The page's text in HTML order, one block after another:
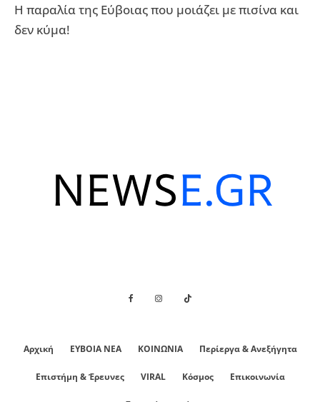
Η παραλία της Εύβοιας που μοιάζει με πισίνα και
δεν κύμα!
Αρχική ΕΥΒΟΙΑ ΝΕΑ ΚΟΙΝΩΝΙΑ Περίεργα & Ανεξήγητα
Επιστήμη & Έρευνες VIRAL Κόσμος Επικοινωνία